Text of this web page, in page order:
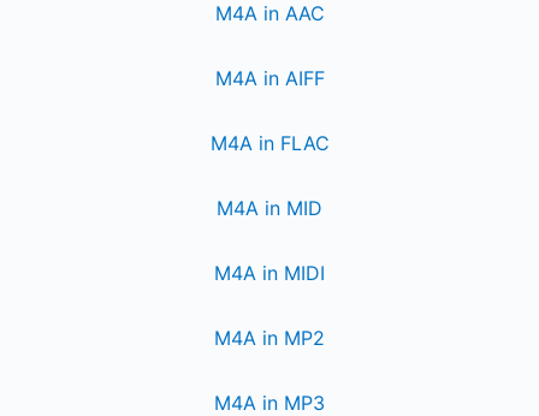
M4A in AAC
M4A in AIFF
M4A in FLAC
M4A in MID
M4A in MIDI
M4A in MP2
M4A in MP3